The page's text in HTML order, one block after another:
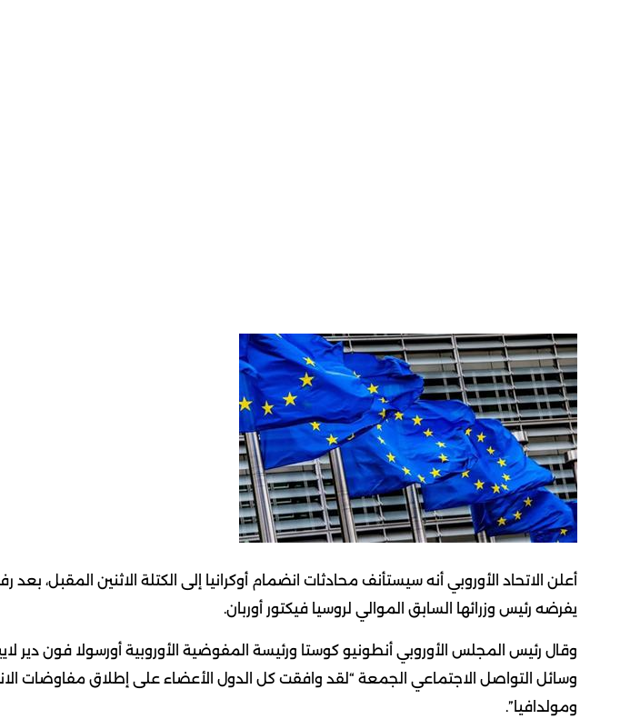
أعلن الاتحاد الأوروبي أنه سيستأنف محادثات انضمام أوكرانيا إلى الكتلة الاثنين المقبل، بعد
يفرضه رئيس وزرائها السابق الموالي لروسيا فيكتور أوربان.
وقال رئيس المجلس الأوروبي أنطونيو كوستا ورئيسة المفوضية الأوروبية أورسولا فون
وسائل التواصل الاجتماعي الجمعة “لقد وافقت كل الدول الأعضاء على إطلاق مفاوضات
ومولدافيا”.